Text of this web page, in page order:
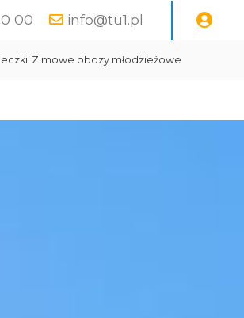
00 info@tu1.pl
Zimowe obozy młodzieżowe